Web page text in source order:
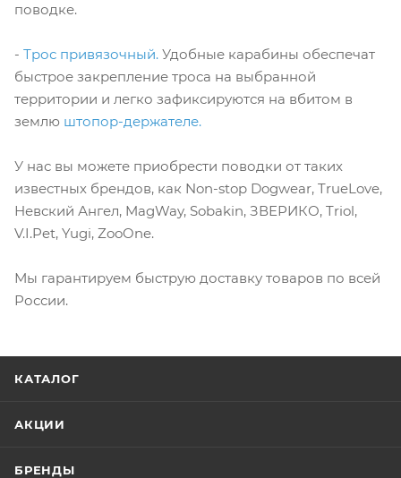
поводке.
- Трос привязочный. Удобные карабины обеспечат
быстрое закрепление троса на выбранной
территории и легко зафиксируются на вбитом в
землю штопор-держателе.
У нас вы можете приобрести поводки от таких
известных брендов, как Non-stop Dogwear, TrueLove,
Невский Ангел, MagWay, Sobakin, ЗВЕРИКО, Triol,
V.I.Pet, Yugi, ZooOne.
Мы гарантируем быструю доставку товаров по всей
России.
КАТАЛОГ
АКЦИИ
БРЕНДЫ